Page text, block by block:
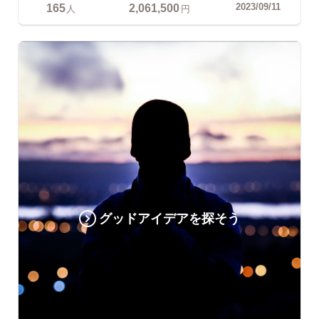
165 人 2,061,500円 2023/09/11
グッドアイデアを探そう